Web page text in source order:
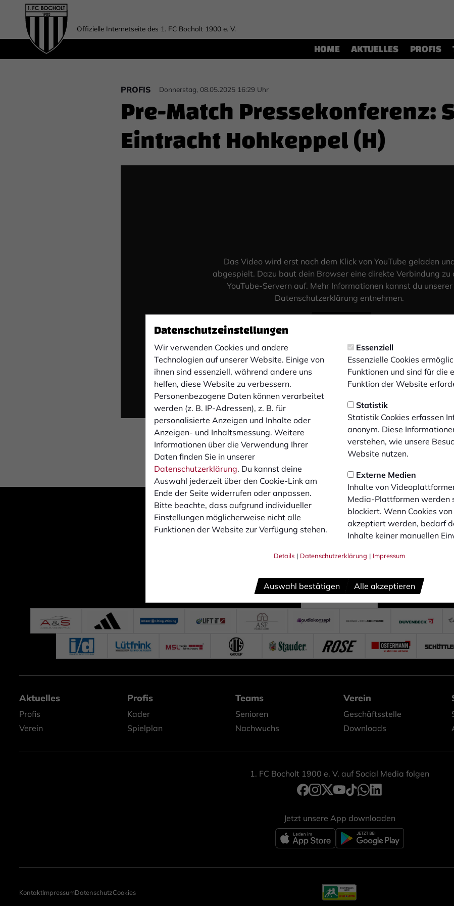
Datenschutzeinstellungen
Wir verwenden Cookies und andere
Technologien auf unserer Website. Einige von
ihnen sind essenziell, während andere uns
helfen, diese Website zu verbessern.
Personenbezogene Daten können verarbeitet
werden (z. B. IP-Adressen), z. B. für
personalisierte Anzeigen und Inhalte oder
Anzeigen- und Inhaltsmessung. Weitere
Informationen über die Verwendung Ihrer
Daten finden Sie in unserer
Datenschutzerklärung. Du kannst deine
Auswahl jederzeit über den Cookie-Link am
Ende der Seite widerrufen oder anpassen.
Bitte beachte, dass aufgrund individueller
Einstellungen möglicherweise nicht alle
Funktionen der Website zur Verfügung stehen.
Essenziell
Essenzielle Cookies
Funktionen und sind für die
Funktion der Website
Statistik
Statistik Cookies erfassen
anonym. Diese
verstehen, wie unsere
Website nutzen.
Externe Medien
Inhalte von
Media-Plattformen werden
blockiert. Wenn Cookies
akzeptiert werden, bedarf
Inhalte keiner manuellen
Details | Datenschutzerklärung | Impressum
Auswahl bestätigen Alle akzeptieren
Offizielle Internetseite des 1. FC Bocholt 1900 e. V.
HOME AKTUELLES PROFIS
PROFIS Donnerstag, 08.05.2025 16:29 Uhr
Pre-Match Pressekonferenz:
Eintracht Hohkeppel (H)
Das Video wird erst nach dem Klick von YouTube geladen
abgespielt. Dazu baut dein Browser eine direkte Verbindung zu
YouTube-Servern auf. Mehr Informationen kannst du unserer
Datenschutzerklärung entnehmen.
Aktuelles
Profis
Verein
Profis
Kader
Spielplan
Teams
Senioren
Nachwuchs
Verein
Geschäftsstelle
Downloads
1. FC Bocholt 1900 e. V. auf Social Media folgen
Jetzt unsere App downloaden
KontaktImpressumDatenschutzCookies